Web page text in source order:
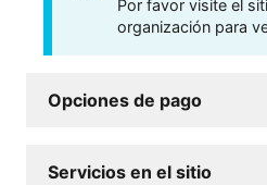
Por favor visite el
organización para
Opciones de pago
Servicios en el sitio